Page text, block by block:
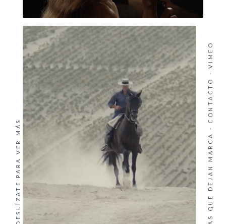
CONTACTO
·
VIMEO
DESLÍZATE PARA VER MÁS